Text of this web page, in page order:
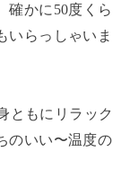
確かに50度くら
いらっしゃいま
ともにリラック
のいい〜温度の